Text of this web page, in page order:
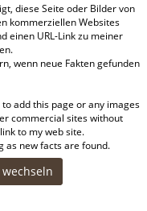
diese Seite oder Bilder von
kommerziellen Websites
einen URL-Link zu meiner
wenn neue Fakten gefunden
add this page or any images
commercial sites without
to my web site.
as new facts are found.